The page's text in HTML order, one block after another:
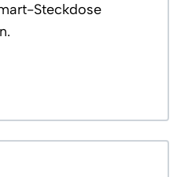
Steckdose